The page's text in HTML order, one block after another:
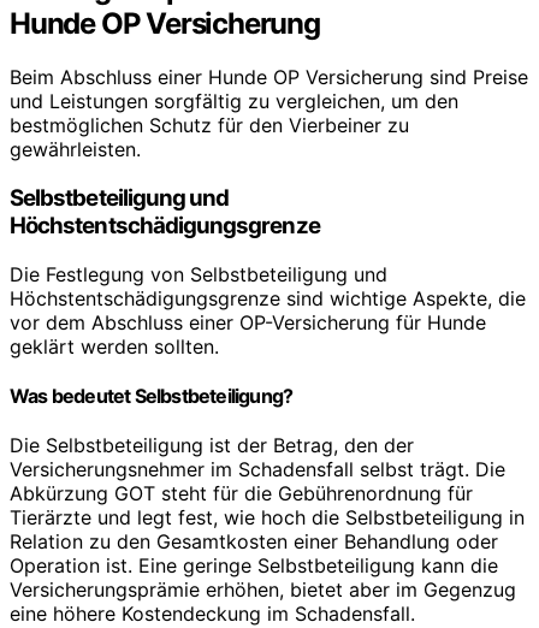
Hunde OP Versicherung
Beim Abschluss einer Hunde OP Versicherung sind Preise
und Leistungen sorgfältig zu vergleichen, um den
bestmöglichen Schutz für den Vierbeiner zu
gewährleisten.
Selbstbeteiligung und
Höchstentschädigungsgrenze
Die Festlegung von Selbstbeteiligung und
Höchstentschädigungsgrenze sind wichtige Aspekte, die
vor dem Abschluss einer OP-Versicherung für Hunde
geklärt werden sollten.
Was bedeutet Selbstbeteiligung?
Die Selbstbeteiligung ist der Betrag, den der
Versicherungsnehmer im Schadensfall selbst trägt. Die
Abkürzung GOT steht für die Gebührenordnung für
Tierärzte und legt fest, wie hoch die Selbstbeteiligung in
Relation zu den Gesamtkosten einer Behandlung oder
Operation ist. Eine geringe Selbstbeteiligung kann die
Versicherungsprämie erhöhen, bietet aber im Gegenzug
eine höhere Kostendeckung im Schadensfall.